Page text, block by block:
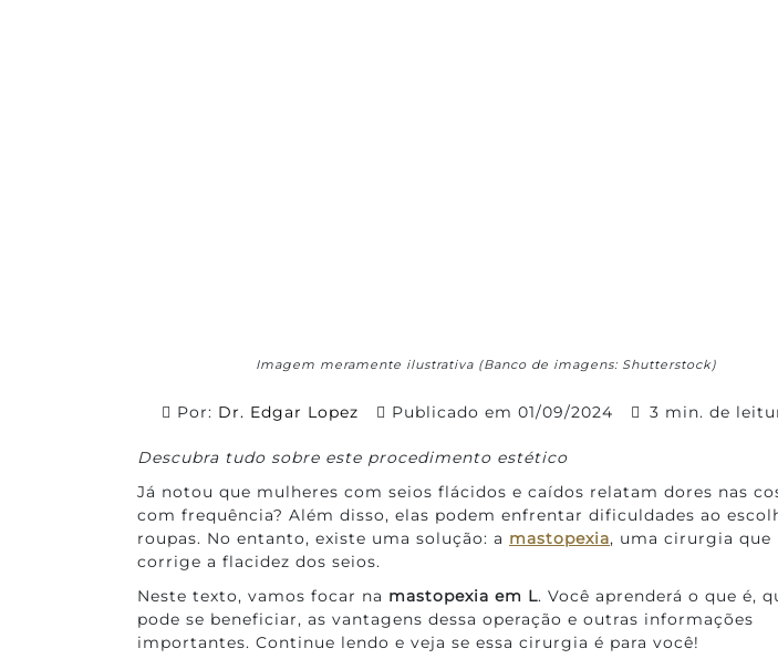
Imagem meramente ilustrativa (Banco de imagens: Shutterstock)
Por: Dr. Edgar Lopez Publicado em 01/09/2024 3 min. de
Descubra tudo sobre este procedimento estético
Já notou que mulheres com seios flácidos e caídos relatam dores nas
com frequência? Além disso, elas podem enfrentar dificuldades ao
roupas. No entanto, existe uma solução: a mastopexia, uma cirurgia que
corrige a flacidez dos seios.
Neste texto, vamos focar na mastopexia em L. Você aprenderá o que é,
pode se beneficiar, as vantagens dessa operação e outras informações
importantes. Continue lendo e veja se essa cirurgia é para você!